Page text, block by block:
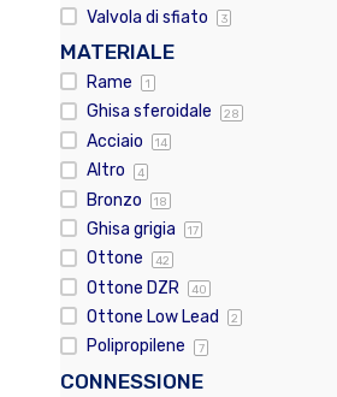
Valvola di sfiato 3
MATERIALE
Rame 1
Ghisa sferoidale 28
Acciaio 14
Altro 4
Bronzo 18
Ghisa grigia 17
Ottone 42
Ottone DZR 40
Ottone Low Lead 2
Polipropilene 7
CONNESSIONE